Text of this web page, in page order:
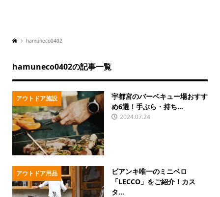
hamuneco0402
hamuneco0402の記事一覧
アウトドア施設
宇都宮のバーベキュー場おすす
め6選！手ぶら・持ち...
2024.07.24
アウトドア用品
ビアンキ唯一のミニベロ
「LECCO」をご紹介！カス
タ...